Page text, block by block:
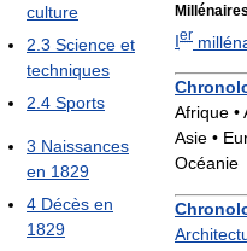
Ier
Afrique •
Asie •
Océanie
culture
2.3 Science et
techniques
2.4 Sports
3 Naissances
en 1829
4 Décès en
1829